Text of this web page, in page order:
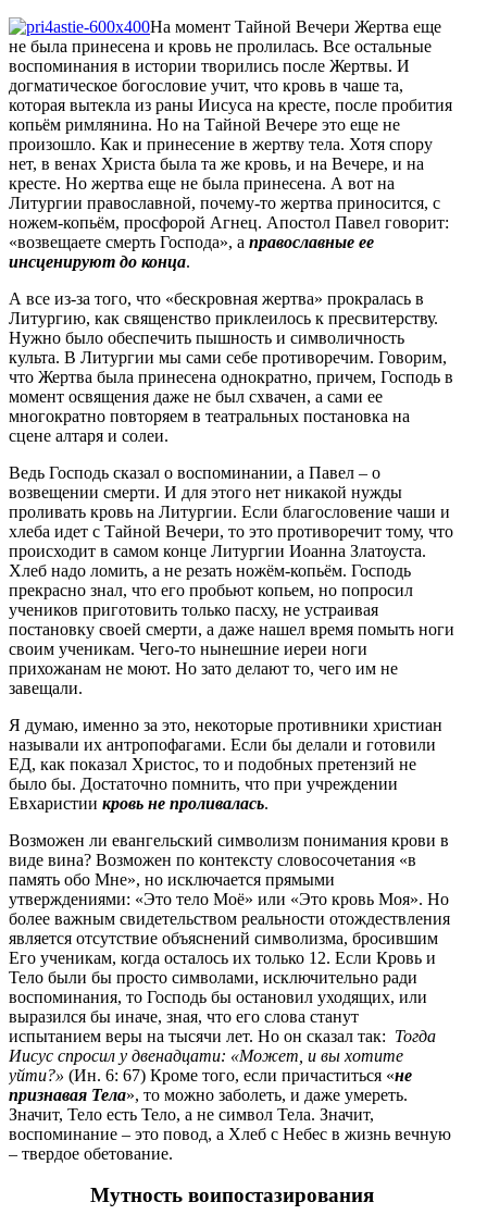
На момент Тайной Вечери Жертва еще
не была принесена и кровь не пролилась. Все остальные
воспоминания в истории творились после Жертвы. И
догматическое богословие учит, что кровь в чаше та,
которая вытекла из раны Иисуса на кресте, после пробития
копьём римлянина. Но на Тайной Вечере это еще не
произошло. Как и принесение в жертву тела. Хотя спору
нет, в венах Христа была та же кровь, и на Вечере, и на
кресте. Но жертва еще не была принесена. А вот на
Литургии православной, почему-то жертва приносится, с
ножем-копьём, просфорой Агнец. Апостол Павел говорит:
«возвещаете смерть Господа», а православные ее
инсценируют до конца.
А все из-за того, что «бескровная жертва» прокралась в
Литургию, как священство приклеилось к пресвитерству.
Нужно было обеспечить пышность и символичность
культа. В Литургии мы сами себе противоречим. Говорим,
что Жертва была принесена однократно, причем, Господь в
момент освящения даже не был схвачен, а сами ее
многократно повторяем в театральных постановка на
сцене алтаря и солеи.
Ведь Господь сказал о воспоминании, а Павел – о
возвещении смерти. И для этого нет никакой нужды
проливать кровь на Литургии. Если благословение чаши и
хлеба идет с Тайной Вечери, то это противоречит тому, что
происходит в самом конце Литургии Иоанна Златоуста.
Хлеб надо ломить, а не резать ножём-копьём. Господь
прекрасно знал, что его пробьют копьем, но попросил
учеников приготовить только пасху, не устраивая
постановку своей смерти, а даже нашел время помыть ноги
своим ученикам. Чего-то нынешние иереи ноги
прихожанам не моют. Но зато делают то, чего им не
завещали.
Я думаю, именно за это, некоторые противники христиан
называли их антропофагами. Если бы делали и готовили
ЕД, как показал Христос, то и подобных претензий не
было бы. Достаточно помнить, что при учреждении
Евхаристии кровь не проливалась.
Возможен ли евангельский символизм понимания крови в
виде вина? Возможен по контексту словосочетания «в
память обо Мне», но исключается прямыми
утверждениями: «Это тело Моё» или «Это кровь Моя». Но
более важным свидетельством реальности отождествления
является отсутствие объяснений символизма, бросившим
Его ученикам, когда осталось их только 12. Если Кровь и
Тело были бы просто символами, исключительно ради
воспоминания, то Господь бы остановил уходящих, или
выразился бы иначе, зная, что его слова станут
испытанием веры на тысячи лет. Но он сказал так: Тогда
Иисус спросил у двенадцати: «Может, и вы хотите
уйти?» (Ин. 6: 67) Кроме того, если причаститься «не
признавая Тела», то можно заболеть, и даже умереть.
Значит, Тело есть Тело, а не символ Тела. Значит,
воспоминание – это повод, а Хлеб с Небес в жизнь вечную
– твердое обетование.
Мутность воипостазирования